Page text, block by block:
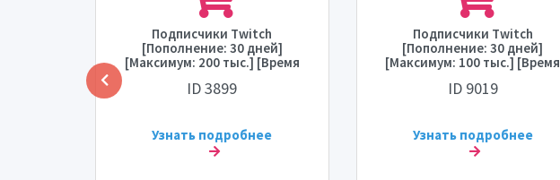
Подписчики Twitch
[Пополнение: 30 дней]
[Максимум: 200 тыс.] [Время
старта: 12 часов] [Скорость: 1
тыс./день] ♻️
ID 3899
Узнать подробнее
Подписчики Twitch
[Пополнение: 30 дней]
[Максимум: 100 тыс.] [Время
старта: 0 - 1 час] [Скорость:
10 тыс./день] 💧
ID 9019
Узнать подробнее